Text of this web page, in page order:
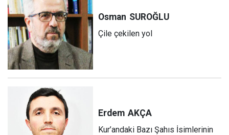
Osman SUROĞLU
Çile çekilen yol
Erdem AKÇA
Kur’andaki Bazı Şahıs İsimlerinin